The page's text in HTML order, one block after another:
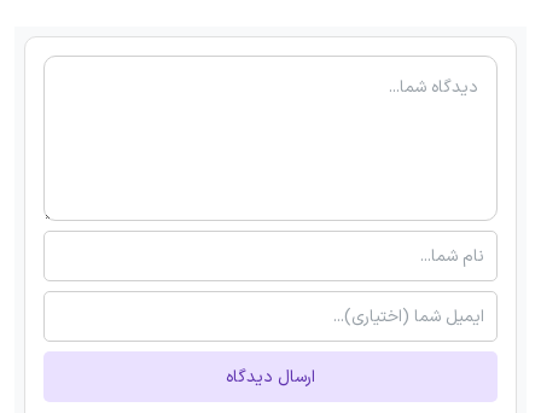
ارسال دیدگاه